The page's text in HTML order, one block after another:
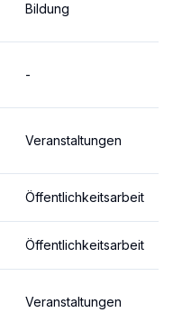
Bildung
-
Veranstaltungen
Öffentlichkeitsarbeit
Öffentlichkeitsarbeit
Veranstaltungen